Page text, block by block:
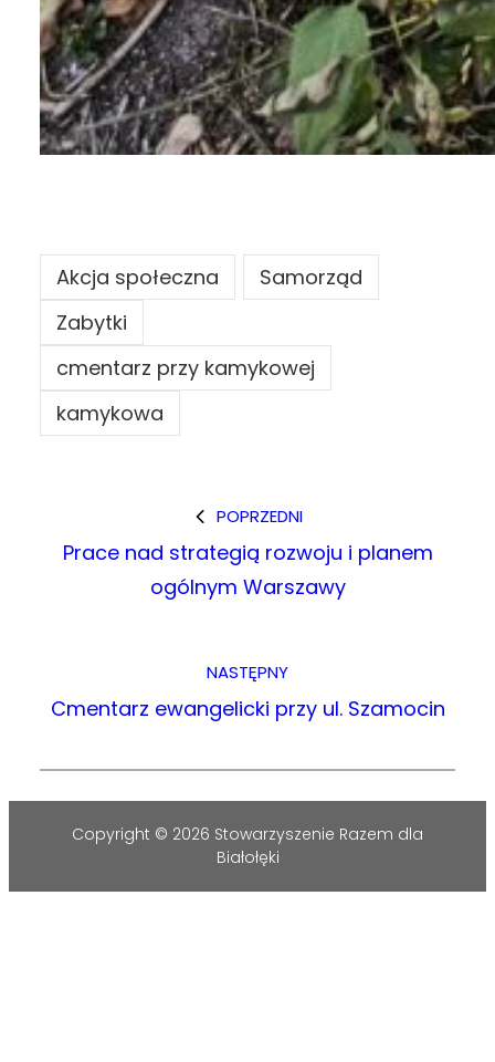
Akcja społeczna
Samorząd
Zabytki
cmentarz przy kamykowej
kamykowa
POPRZEDNI
Prace nad strategią rozwoju i planem
ogólnym Warszawy
NASTĘPNY
Cmentarz ewangelicki przy ul. Szamocin
Copyright © 2026 Stowarzyszenie Razem dla
Białołęki